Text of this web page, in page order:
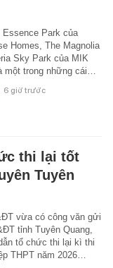
Essence Park của
Homes, The Magnolia
Sky Park của MIK
một trong những cái…
6 giờ trước
thi lại tốt
Tuyên
vừa có công văn gửi
tỉnh Tuyên Quang,
tổ chức thi lại kì thi
THPT năm 2026…